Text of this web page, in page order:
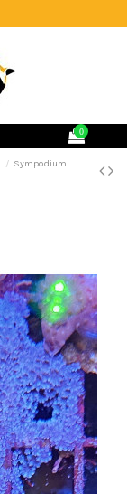
0
Sympodium